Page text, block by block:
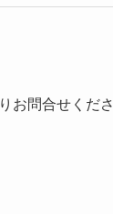
お問合せくださ